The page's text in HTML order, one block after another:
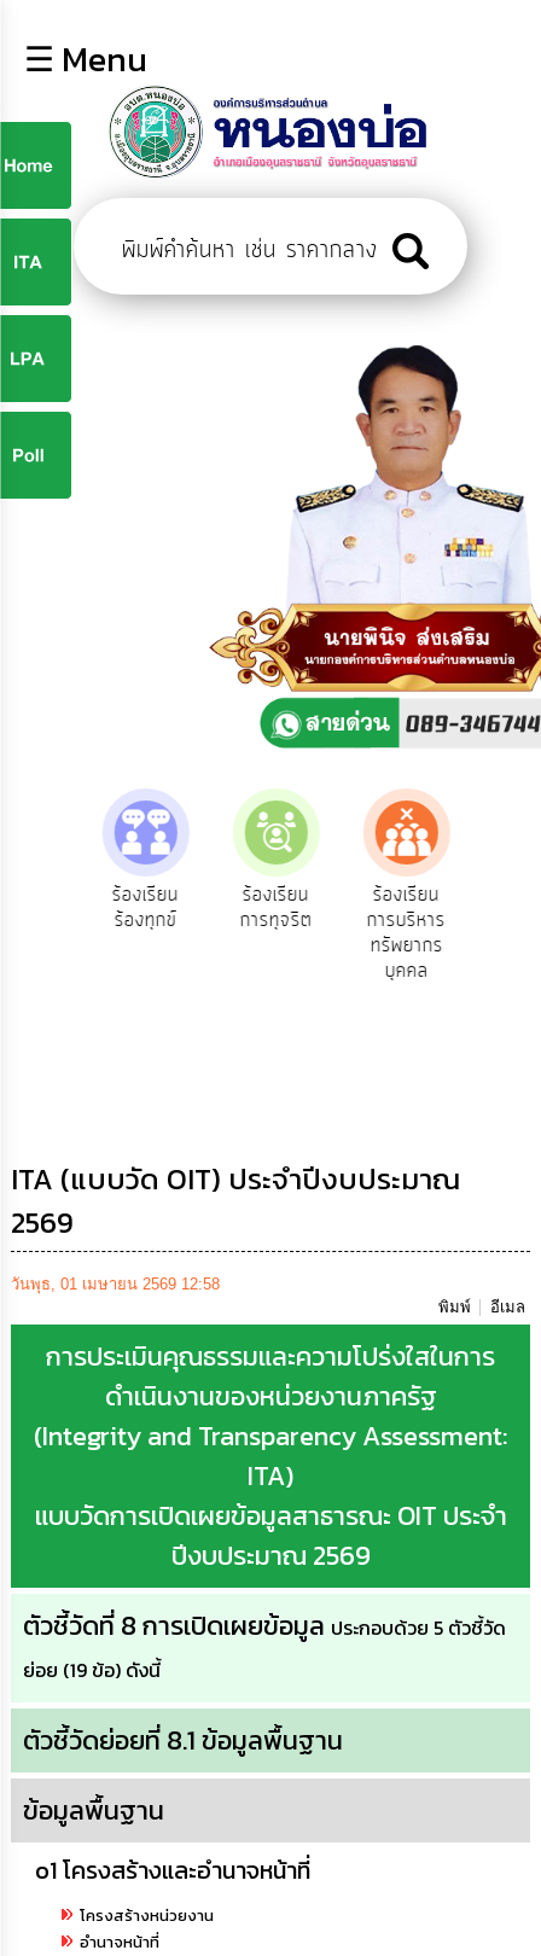
หลัก
ข้อมูล
พื้น
ฐาน
บุคลากร
ข่าว
ประชาสัมพันธ์
การ
ข้อมูล
บริหาร/
ทรัพยากร
การ
จัด
ซื้อ
จ้าง
การ
เงิน
Gift
การ
ดำเนิน
เพื่อ
การ
ทุจริต
มาตรการ
ส่ง
เสริม
คุณธรรม
และ
ความ
โปร่งใส
☰ Menu
ร้องเรียน
การทุจริต
ร้องเรียน
การบริหาร
e-Service
บริการ
ออนไลน์
ITA (แบบวัด OIT) ประจำปีงบประมาณ
2569
วันพุธ, 01 เมษายน 2569 12:58
พิมพ์
อีเมล
การประเมินคุณธรรมและความโปร่งใสในการ
ดำเนินงานของหน่วยงานภาครัฐ
(Integrity and Transparency Assessment:
ITA)
แบบวัดการเปิดเผยข้อมูลสาธารณะ OIT ประจำ
ปีงบประมาณ 2569
ตัวชี้วัดที่ 8 การเปิดเผยข้อมูล ประกอบด้วย 5 ตัวชี้วัด
ย่อย (19 ข้อ) ดังนี้
ตัวชี้วัดย่อยที่ 8.1 ข้อมูลพื้นฐาน
ข้อมูลพื้นฐาน
o1 โครงสร้างและอำนาจหน้าที่
โครงสร้างหน่วยงาน
อำนาจหน้าที่